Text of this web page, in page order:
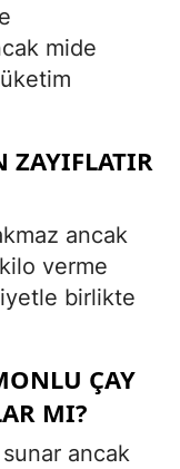
mide
ZAYIFLATIR
ancak
verme
birlikte
ÇAY
MI?
ancak